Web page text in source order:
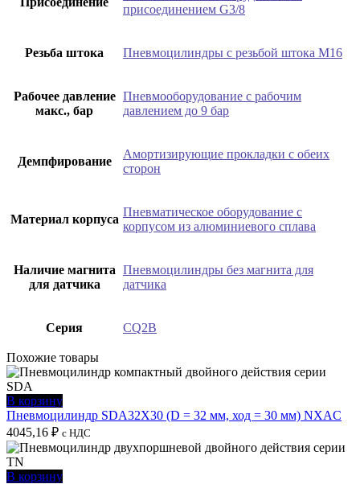
присоединением G3/8
Резьба штока Пневмоцилиндры с резьбой штока М16
Рабочее давление
макс., бар
Пневмооборудование с рабочим
давлением до 9 бар
Демпфирование
Амортизирующие прокладки с обеих
сторон
Материал корпуса
Пневматическое оборудование с
корпусом из алюминиевого сплава
Наличие магнита
для датчика
Пневмоцилиндры без магнита для
датчика
Серия CQ2B
Похожие товары
В корзину
Пневмоцилиндр SDA32X30 (D = 32 мм, ход = 30 мм) NXAC
4045,16 ₽ с НДС
В корзину